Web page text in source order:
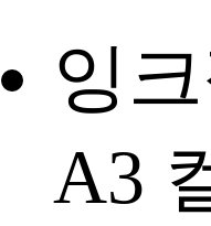
잉
A3